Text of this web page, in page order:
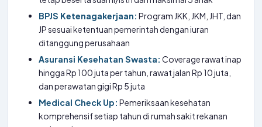
BPJS Ketenagakerjaan: Program JKK, JKM, JHT, dan
JP sesuai ketentuan pemerintah dengan iuran
ditanggung perusahaan
Asuransi Kesehatan Swasta: Coverage rawat inap
hingga Rp 100 juta per tahun, rawat jalan Rp 10 juta,
dan perawatan gigi Rp 5 juta
Medical Check Up: Pemeriksaan kesehatan
komprehensif setiap tahun di rumah sakit rekanan